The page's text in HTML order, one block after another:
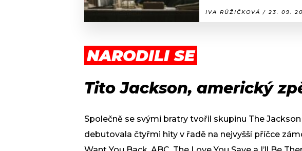
IVA RŮŽIČKOVÁ / 23. 09.
NARODILI SE
Tito Jackson, americký
Společně se svými bratry tvořil skupinu The Jackson
debutovala čtyřmi hity v řadě na nejvyšší příčce